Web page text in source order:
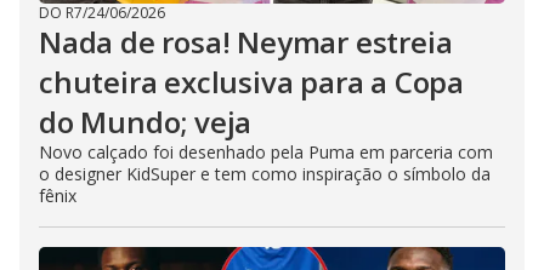
DO R7/24/06/2026
Nada de rosa! Neymar estreia
chuteira exclusiva para a Copa
do Mundo; veja
Novo calçado foi desenhado pela Puma em parceria com
o designer KidSuper e tem como inspiração o símbolo da
fênix